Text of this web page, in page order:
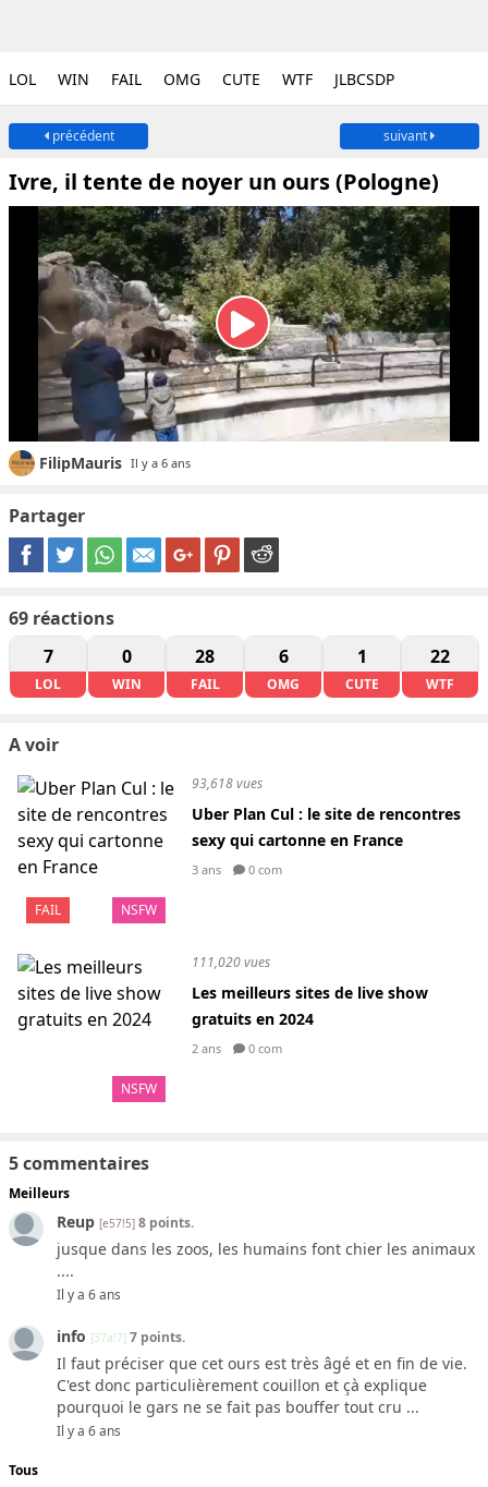
LOL WIN FAIL OMG CUTE WTF JLBCSDP
précédent suivant
Ivre, il tente de noyer un ours (Pologne)
FilipMauris Il y a 6 ans
Partager
69 réactions
7
LOL
0
WIN
28
FAIL
6
OMG
1
CUTE
22
WTF
A voir
FAIL NSFW
93,618 vues
Uber Plan Cul : le site de rencontres
sexy qui cartonne en France
3 ans 0 com
NSFW
111,020 vues
Les meilleurs sites de live show
gratuits en 2024
2 ans 0 com
5 commentaires
Meilleurs
Reup [e57!5] 8 points.
jusque dans les zoos, les humains font chier les animaux
....
Il y a 6 ans
info [37a!7] 7 points.
Il faut préciser que cet ours est très âgé et en fin de vie.
C'est donc particulièrement couillon et çà explique
pourquoi le gars ne se fait pas bouffer tout cru ...
Il y a 6 ans
Tous